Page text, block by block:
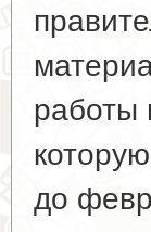
работы
до